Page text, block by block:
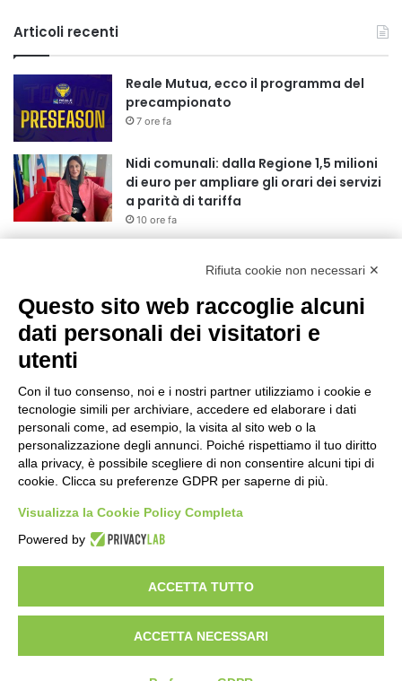
Articoli recenti
Reale Mutua, ecco il programma del
precampionato
7 ore fa
Nidi comunali: dalla Regione 1,5 milioni
di euro per ampliare gli orari dei servizi
a parità di tariffa
10 ore fa
collegamenti verso la collina
Sauze d’Oulx: il secondo weekend di
11 ore fa
Un nuovo modello di IA stima il volume
dei ghiacciai del pianeta
12 ore fa
a un occhio senza più speranze
13 ore fa
Visibileweb - IT03270560802 - info@cronacamilano.it
Privacy Policy
Rifiuta cookie non necessari ✕
Questo sito web raccoglie alcuni
dati personali dei visitatori e
utenti
Con il tuo consenso, noi e i nostri partner utilizziamo i cookie e
tecnologie simili per archiviare, accedere ed elaborare i dati
personali come, ad esempio, la visita al sito web o la
personalizzazione degli annunci. Poiché rispettiamo il tuo diritto
alla privacy, è possibile scegliere di non consentire alcuni tipi di
cookie. Clicca su preferenze GDPR per saperne di più.
Visualizza la Cookie Policy Completa
Powered by
ACCETTA TUTTO
ACCETTA NECESSARI